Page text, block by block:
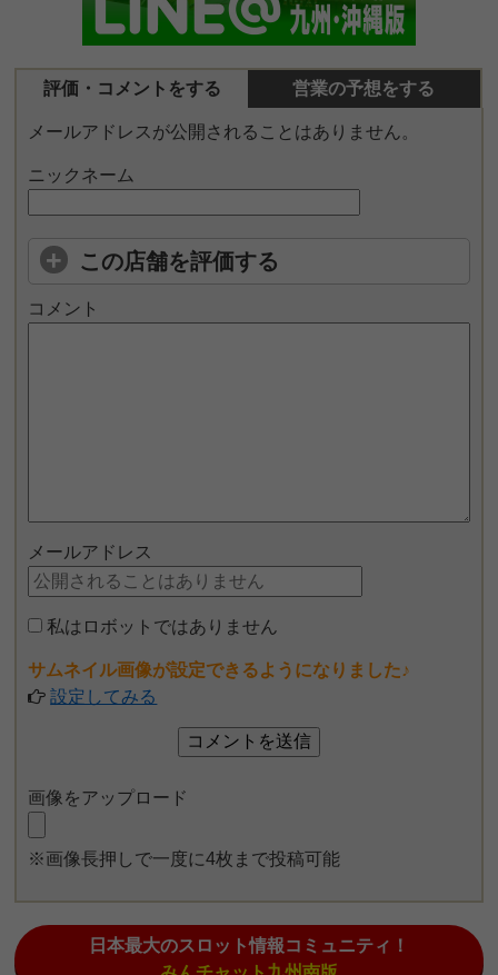
評価・コメントをする 営業の予想をする
メールアドレスが公開されることはありません。
ニックネーム
この店舗を評価する
コメント
メールアドレス
私はロボットではありません
サムネイル画像が設定できるようになりました♪
設定してみる
画像をアップロード
※画像長押しで一度に4枚まで投稿可能
日本最大のスロット情報コミュニティ！